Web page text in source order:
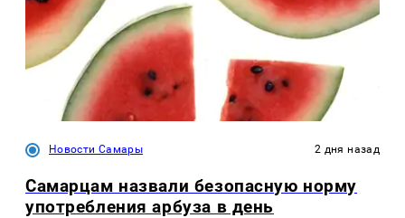
Новости Самары 2 дня назад
Самарцам назвали безопасную норму
употребления арбуза в день